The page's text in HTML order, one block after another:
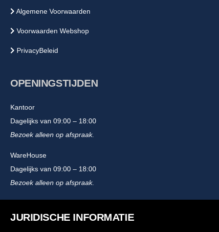
Algemene Voorwaarden
Voorwaarden Webshop
PrivacyBeleid
OPENINGSTIJDEN
Kantoor
Dagelijks van 09:00 – 18:00
Bezoek alleen op afspraak.
WareHouse
Dagelijks van 09:00 – 18:00
Bezoek alleen op afspraak.
JURIDISCHE INFORMATIE